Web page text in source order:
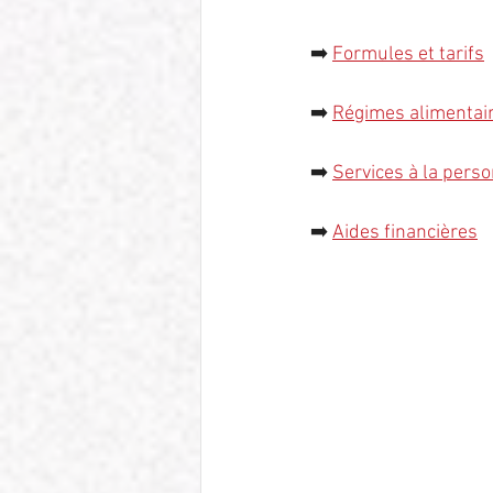
➡️ Formules et tarifs
➡️ Régimes
➡️ Services à la
➡️ Aides financières